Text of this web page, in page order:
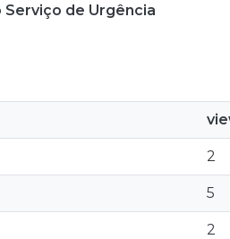
de Urgência
2
5
2